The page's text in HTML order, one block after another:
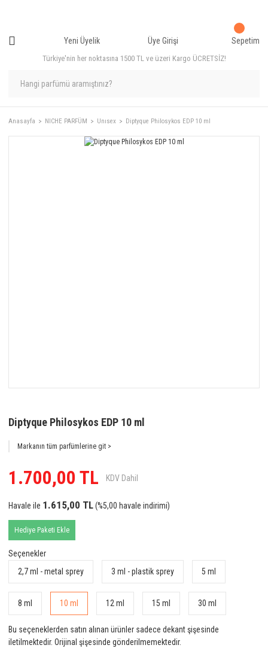
Türkiye'nin her noktasına 1500 TL ve üzeri Kargo ÜCRETSİZ!
Yeni Üyelik Üye Girişi Sepetim
Anasayfa NICHE PARFÜM Unısex Diptyque Philosykos EDP 10 ml
Diptyque Philosykos EDP 10 ml
Markanın tüm parfümlerine git >
1.700,00 TL KDV Dahil
Havale ile 1.615,00 TL(%5,00 havale indirimi)
Hediye Paketi Ekle
Seçenekler
2,7 ml - metal sprey
3 ml - plastik sprey 5 ml
8 ml 10 ml 12 ml 15 ml 30 ml
Bu seçeneklerden satın alınan ürünler sadece dekant şişesinde
iletilmektedir. Orijinal şişesinde gönderilmemektedir.